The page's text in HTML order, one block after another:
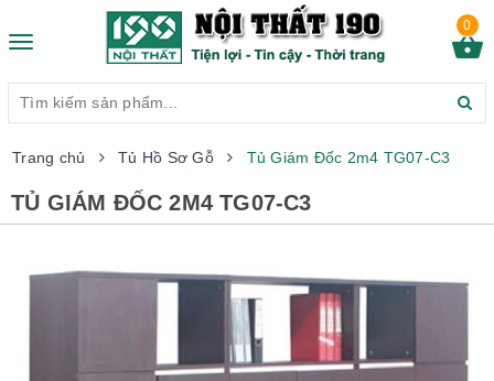
Toggle
0
Trang chủ Tủ Hồ Sơ Gỗ Tủ Giám Đốc 2m4 TG07-C3
TỦ GIÁM ĐỐC 2M4 TG07-C3